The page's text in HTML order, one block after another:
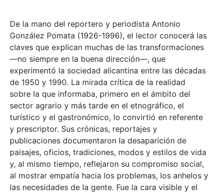
De la mano del reportero y periodista Antonio
González Pomata (1926-1996), el lector conocerá las
claves que explican muchas de las transformaciones
—no siempre en la buena dirección—, que
experimentó la sociedad alicantina entre las décadas
de 1950 y 1990. La mirada crítica de la realidad
sobre la que informaba, primero en el ámbito del
sector agrario y más tarde en el etnográfico, el
turístico y el gastronómico, lo convirtió en referente
y prescriptor. Sus crónicas, reportajes y
publicaciones documentaron la desaparición de
paisajes, oficios, tradiciones, modos y estilos de vida
y, al mismo tiempo, reflejaron su compromiso social,
al mostrar empatía hacia los problemas, los anhelos y
las necesidades de la gente. Fue la cara visible y el